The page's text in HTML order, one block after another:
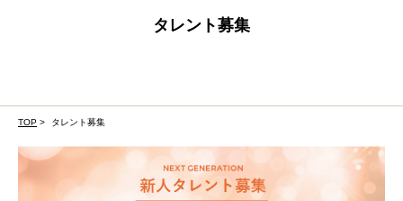
タレント募集
TOP > タレント募集